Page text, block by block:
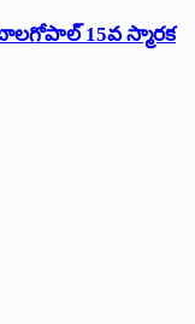
15వ స్మారక